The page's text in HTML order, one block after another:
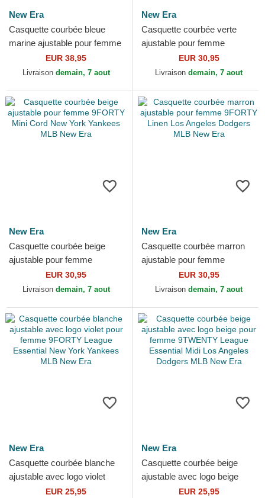
New Era
Casquette courbée bleue
marine ajustable pour femme
9TWENTY A Frame Denim
New York Yankees MLB...
EUR 38,95
Livraison demain, 7 aout
New Era
Casquette courbée verte
ajustable pour femme
9FORTY Mini Cord New York
Yankees MLB New Era
EUR 30,95
Livraison demain, 7 aout
New Era
Casquette courbée beige
ajustable pour femme
9FORTY Mini Cord New
York Yankees MLB New Era
EUR 30,95
Livraison demain, 7 aout
New Era
Casquette courbée marron
ajustable pour femme
9FORTY Linen Los Angeles
Dodgers MLB New Era
EUR 30,95
Livraison demain, 7 aout
New Era
Casquette courbée blanche
ajustable avec logo violet
pour femme 9FORTY
EUR 25,95
New Era
Casquette courbée beige
ajustable avec logo beige
pour femme 9TWENTY
EUR 25,95